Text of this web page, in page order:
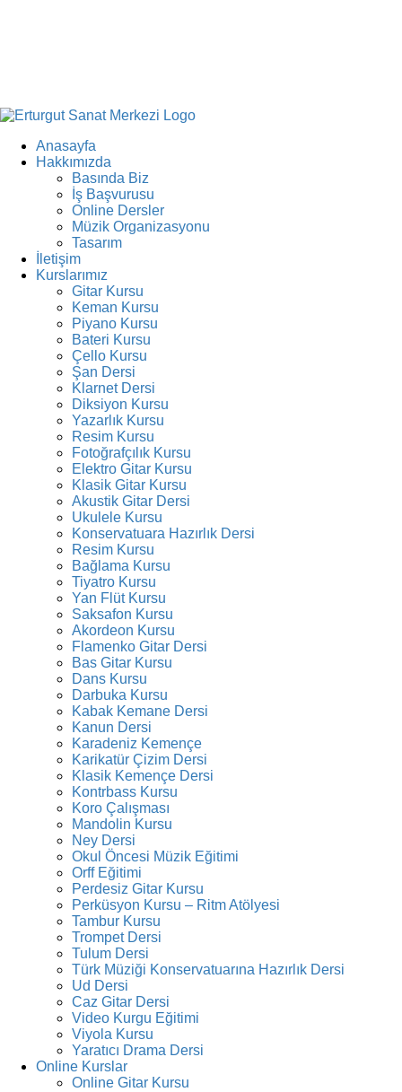
Anasayfa
Hakkımızda
Basında Biz
İş Başvurusu
Online Dersler
Müzik Organizasyonu
Tasarım
İletişim
Kurslarımız
Gitar Kursu
Keman Kursu
Piyano Kursu
Bateri Kursu
Çello Kursu
Şan Dersi
Klarnet Dersi
Diksiyon Kursu
Yazarlık Kursu
Resim Kursu
Fotoğrafçılık Kursu
Elektro Gitar Kursu
Klasik Gitar Kursu
Akustik Gitar Dersi
Ukulele Kursu
Konservatuara Hazırlık Dersi
Resim Kursu
Bağlama Kursu
Tiyatro Kursu
Yan Flüt Kursu
Saksafon Kursu
Akordeon Kursu
Flamenko Gitar Dersi
Bas Gitar Kursu
Dans Kursu
Darbuka Kursu
Kabak Kemane Dersi
Kanun Dersi
Karadeniz Kemençe
Karikatür Çizim Dersi
Klasik Kemençe Dersi
Kontrbass Kursu
Koro Çalışması
Mandolin Kursu
Ney Dersi
Okul Öncesi Müzik Eğitimi
Orff Eğitimi
Perdesiz Gitar Kursu
Perküsyon Kursu – Ritm Atölyesi
Tambur Kursu
Trompet Dersi
Tulum Dersi
Türk Müziği Konservatuarına Hazırlık Dersi
Ud Dersi
Caz Gitar Dersi
Video Kurgu Eğitimi
Viyola Kursu
Yaratıcı Drama Dersi
Online Kurslar
Online Gitar Kursu